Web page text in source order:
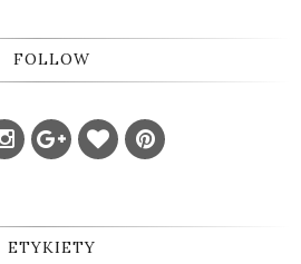
FOLLOW
ETYKIETY